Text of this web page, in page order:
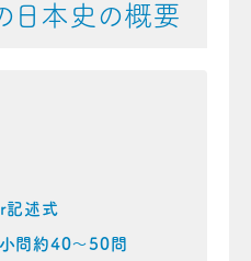
日本史の概要
記述式
小問約40〜50問